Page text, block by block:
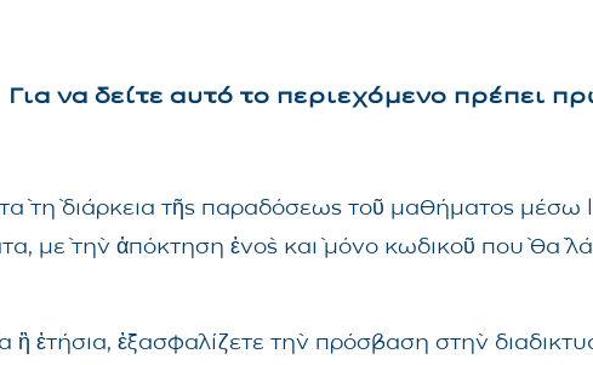
Για να δείτε αυτό το περιεχόμενο πρέπει
τὴ διάρκεια τῆς παραδόσεως τοῦ μαθήματος
μὲ τὴν ἀπόκτηση ἑνὸς καὶ μόνο κωδικοῦ ποὺ θὰ
ἐτήσια, ἐξασφαλίζετε τὴν πρόσβαση στὴν